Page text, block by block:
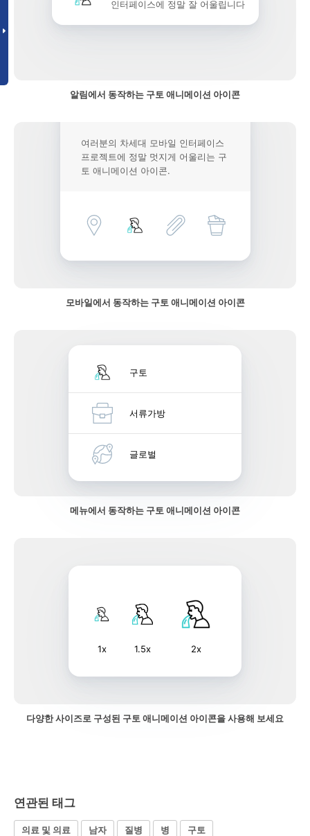
인터페이스에 정말 잘 어울립니다
알림에서 동작하는 구토 애니메이션 아이콘
여러분의 차세대 모바일 인터페이스
프로젝트에 정말 멋지게 어울리는 구
토 애니메이션 아이콘.
모바일에서 동작하는 구토 애니메이션 아이콘
구토
서류가방
글로벌
메뉴에서 동작하는 구토 애니메이션 아이콘
1x 1.5x 2x
다양한 사이즈로 구성된 구토 애니메이션 아이콘을 사용해 보세요
연관된 태그
의료 및 의료 남자 질병 병 구토